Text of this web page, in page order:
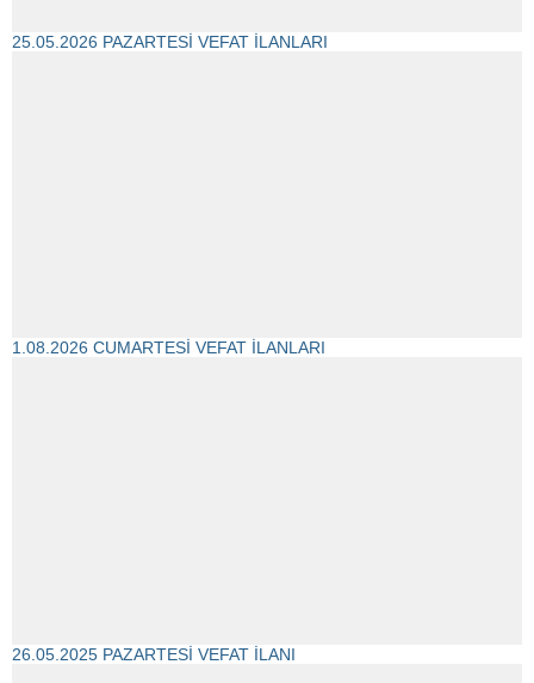
25.05.2026 PAZARTESİ VEFAT İLANLARI
1.08.2026 CUMARTESİ VEFAT İLANLARI
26.05.2025 PAZARTESİ VEFAT İLANI